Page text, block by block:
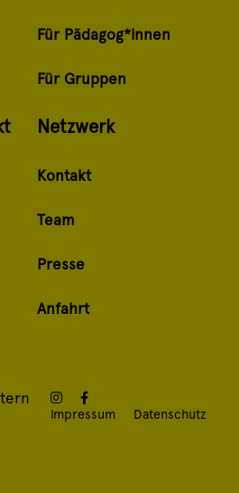
Für Pädagog*innen
Für Gruppen
Netzwerk
Kontakt
Team
Presse
Anfahrt
Impressum Datenschutz